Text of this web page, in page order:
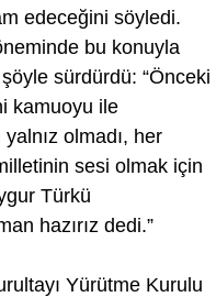
edeceğini söyledi.
bu konuyla
sürdürdü: “Önceki
kamuoyu ile
olmadı, her
sesi olmak için
Türkü
hazırız dedi.”
Yürütme Kurulu